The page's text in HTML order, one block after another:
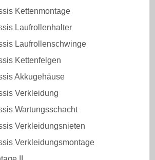
Kettenmontage
Laufrollenhalter
Laufrollenschwinge
Kettenfelgen
Akkugehäuse
Verkleidung
Wartungsschacht
Verkleidungsnieten
Verkleidungsmontage